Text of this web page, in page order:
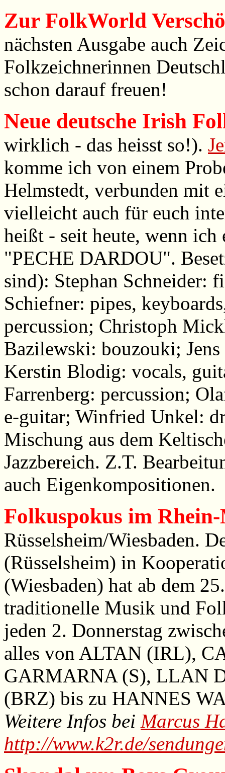
Zur FolkWorld
nächsten Ausgabe auch
Folkzeichnerinnen
schon darauf freuen!
Neue deutsche Irish
wirklich - das heisst so!).
komme ich von einem
Helmstedt, verbunden mit
vielleicht auch für euch
heißt - seit heute, wenn ich
"PECHE DARDOU".
sind): Stephan Schneider:
Schiefner: pipes,
percussion; Christoph
Bazilewski: bouzouki;
Kerstin Blodig: vocals,
Farrenberg: percussion;
e-guitar; Winfried Unkel:
Mischung aus dem
Jazzbereich. Z.T.
auch Eigenkompositionen.
Folkuspokus im
Rüsselsheim/Wiesbaden.
(Rüsselsheim) in
(Wiesbaden) hat ab dem
traditionelle Musik und
jeden 2. Donnerstag
alles von ALTAN (IRL),
GARMARNA (S), LLAN
(BRZ) bis zu HANNES
Weitere Infos bei Marcus
http://www.k2r.de/